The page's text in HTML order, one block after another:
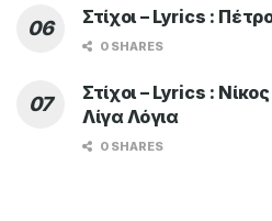
Στίχοι – Lyrics :
0 SHARES
Στίχοι – Lyrics :
Λίγα Λόγια
0 SHARES